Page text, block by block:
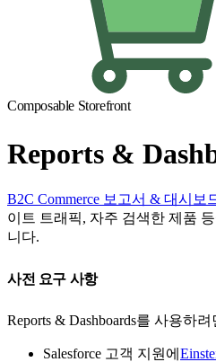
Composable Storefront
Reports &
B2C Commerce 보고서 & 대시보
이트 트래픽, 자주 검색한 제품
니다.
사전 요구 사항
Reports & Dashboards를 사용하려
Salesforce 고객 지원에